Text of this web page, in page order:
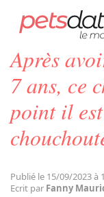
PETS DATING
Après
7 ans, ce
point il
Publié le 15/09/2023 à
Ecrit par Fanny